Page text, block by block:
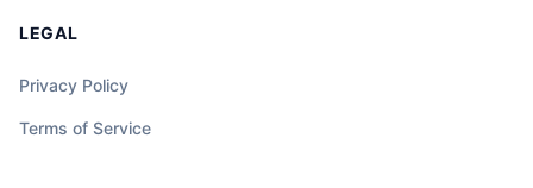
LEGAL
Privacy Policy
Terms of Service